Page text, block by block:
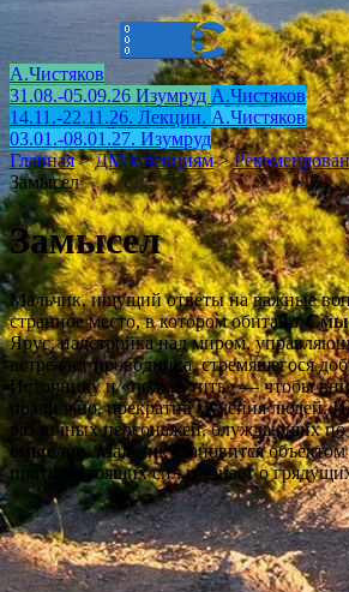
А.Чистяков
31.08.-05.09.26 Изумруд А.Чистяков
14.11.-22.11.26. Лекции. А.Чистяков
03.01.-08.01.27. Изумруд
Главная > ДМ к лекциям >
Замысел
Замысел
Мальчик, ищущий ответы на важные
странное место, в котором обитают
Ярус, надстройка над миром,
встречает проводника, стремящегося
Источнику и «подкрутить» — чтобы
правильно, прекратив мучения людей.
различных персонажей, блуждающих по
смыслов. Мальчик становится
противостоящих сил и узнает о